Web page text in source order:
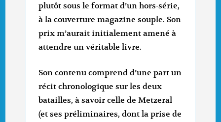
plutôt sous le format d’un hors-série,
à la couverture magazine souple. Son
prix m’aurait initialement amené à
attendre un véritable livre.
Son contenu comprend d’une part un
récit chronologique sur les deux
batailles, à savoir celle de Metzeral
(et ses préliminaires, dont la prise de